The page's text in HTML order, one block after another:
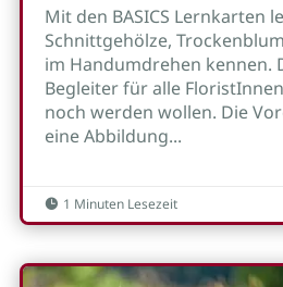
Mit den BASICS Lernkarten
Schnittgehölze,
im Handumdrehen kennen.
Begleiter für alle
noch werden wollen. Die
eine Abbildung...
 1 Minuten Lesezeit